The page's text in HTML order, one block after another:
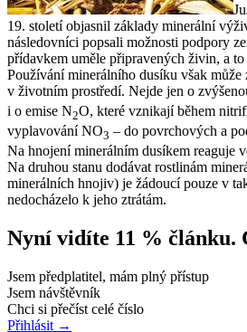
19. století objasnil základy minerální
následovníci popsali možnosti podpory
přídavkem uměle připravených živin, a to
Používání minerálního dusíku však může
v životním prostředí. Nejde jen o
i o emise N2O, které vznikají během
vyplavování NO3 – do povrchových a
Na hnojení minerálním dusíkem reaguje
Na druhou stanu dodávat rostlinám
minerálních hnojiv) je žádoucí pouze v
nedocházelo k jeho ztrátám.
Nyní vidíte 11 % článku.
Jsem předplatitel, mám plný přístup
Jsem návštěvník
Chci si přečíst celé číslo
Přihlásit →